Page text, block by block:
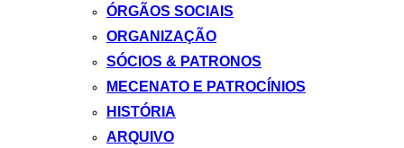
ÓRGÃOS SOCIAIS
ORGANIZAÇÃO
SÓCIOS & PATRONOS
MECENATO E PATROCÍNIOS
HISTÓRIA
ARQUIVO